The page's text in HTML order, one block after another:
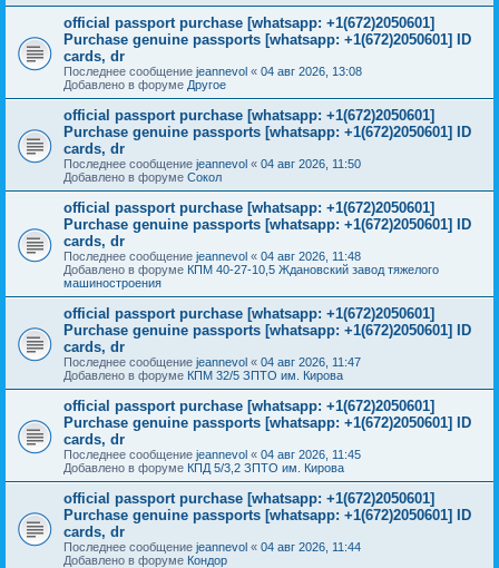
official passport purchase [whatsapp: +1(672)2050601]
Purchase genuine passports [whatsapp: +1(672)2050601] ID
cards, dr
Последнее сообщение jeannevol « 04 авг 2026, 13:08
Добавлено в форуме Другое
official passport purchase [whatsapp: +1(672)2050601]
Purchase genuine passports [whatsapp: +1(672)2050601] ID
cards, dr
Последнее сообщение jeannevol « 04 авг 2026, 11:50
Добавлено в форуме Сокол
official passport purchase [whatsapp: +1(672)2050601]
Purchase genuine passports [whatsapp: +1(672)2050601] ID
cards, dr
Последнее сообщение jeannevol « 04 авг 2026, 11:48
Добавлено в форуме КПМ 40-27-10,5 Ждановский завод тяжелого
машиностроения
official passport purchase [whatsapp: +1(672)2050601]
Purchase genuine passports [whatsapp: +1(672)2050601] ID
cards, dr
Последнее сообщение jeannevol « 04 авг 2026, 11:47
Добавлено в форуме КПМ 32/5 ЗПТО им. Кирова
official passport purchase [whatsapp: +1(672)2050601]
Purchase genuine passports [whatsapp: +1(672)2050601] ID
cards, dr
Последнее сообщение jeannevol « 04 авг 2026, 11:45
Добавлено в форуме КПД 5/3,2 ЗПТО им. Кирова
official passport purchase [whatsapp: +1(672)2050601]
Purchase genuine passports [whatsapp: +1(672)2050601] ID
cards, dr
Последнее сообщение jeannevol « 04 авг 2026, 11:44
Добавлено в форуме Кондор